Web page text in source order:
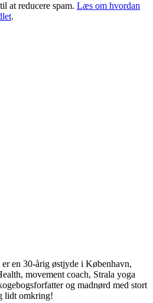
at reducere spam. Læs om hvordan
.
en 30-årig østjyde i København,
movement coach, Strala yoga
og madnørd med stort
lidt omkring!